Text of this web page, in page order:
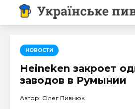
НОВОСТИ
Heineken закроет
заводов в Румынии
Автор: Олег Пивнюк